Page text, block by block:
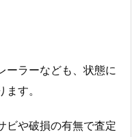
ーラーなども、状態に
す。
ビや破損の有無で査定